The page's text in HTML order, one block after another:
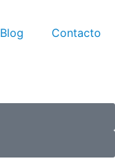
Blog Contacto